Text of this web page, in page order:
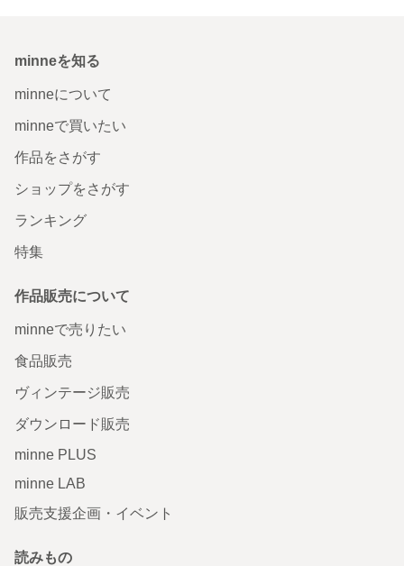
minneを知る
minneについて
minneで買いたい
作品をさがす
ショップをさがす
ランキング
特集
作品販売について
minneで売りたい
食品販売
ヴィンテージ販売
ダウンロード販売
minne PLUS
minne LAB
販売支援企画・イベント
読みもの